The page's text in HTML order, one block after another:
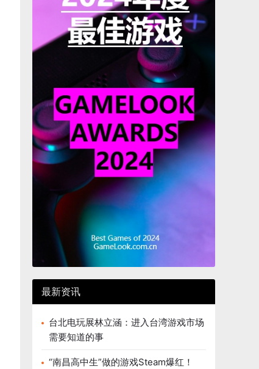
最新资讯
台北电玩展林立涵：进入台湾游戏市场
需要知道的事
“南昌高中生”做的游戏Steam爆红！